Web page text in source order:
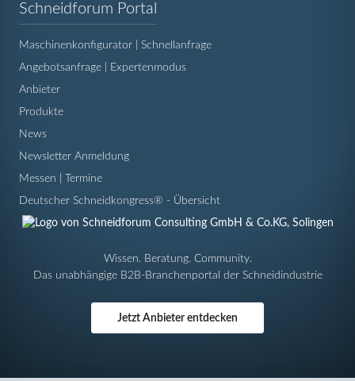
Schneidforum Portal
Maschinenkonfigurator | Schnellanfrage
Angebotsanfrage | Expertenmodus
Anbieter
Produkte
News
Newsletter Anmeldung
Messen | Termine
Deutscher Schneidkongress® - Übersicht
Wissen. Beratung. Community.
Das unabhängige B2B-Branchenportal der Schneidindustrie
Jetzt Anbieter entdecken